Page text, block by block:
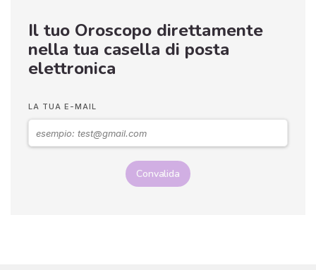
Il tuo Oroscopo direttamente
nella tua casella di posta
elettronica
LA TUA E-MAIL
Convalida